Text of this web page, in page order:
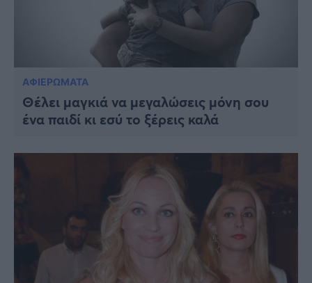
ΑΦΙΕΡΩΜΑΤΑ
Θέλει μαγκιά να μεγαλώσεις μόνη σου
ένα παιδί κι εσύ το ξέρεις καλά